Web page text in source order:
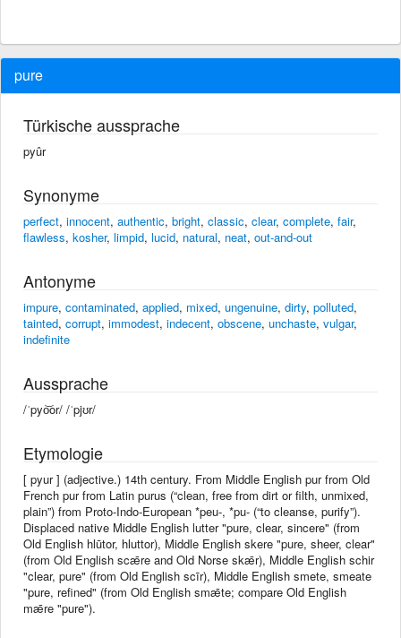
pure
Türkische aussprache
pyûr
Synonyme
perfect, innocent, authentic, bright, classic, clear, complete, fair,
flawless, kosher, limpid, lucid, natural, neat, out-and-out
Antonyme
impure, contaminated, applied, mixed, ungenuine, dirty, polluted,
tainted, corrupt, immodest, indecent, obscene, unchaste, vulgar,
indefinite
Aussprache
/ˈpyo͝or/ /ˈpjʊr/
Etymologie
[ pyur ] (adjective.) 14th century. From Middle English pur from Old
French pur from Latin purus (“clean, free from dirt or filth, unmixed,
plain”) from Proto-Indo-European *peu-, *pu- (“to cleanse, purify”).
Displaced native Middle English lutter "pure, clear, sincere" (from
Old English hlūtor, hluttor), Middle English skere "pure, sheer, clear"
(from Old English scǣre and Old Norse skǣr), Middle English schir
"clear, pure" (from Old English scīr), Middle English smete, smeate
"pure, refined" (from Old English smǣte; compare Old English
mǣre "pure").